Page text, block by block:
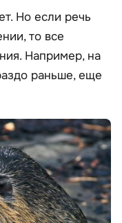
Но если речь
то все
Например, на
раньше, еще